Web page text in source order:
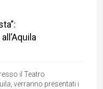
il Teatro
verranno presentati i